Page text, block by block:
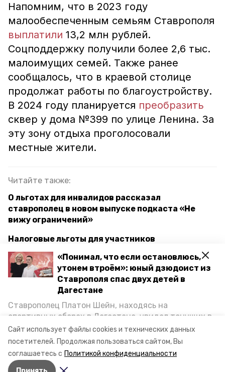
Сайт использует файлы cookies и технических данных
посетителей. Продолжая пользоваться сайтом, Вы
соглашаетесь с Политикой конфиденциальности
«Понимал, что если остановлюсь,
утонем втроём»: юный дзюдоист из
Ставрополя спас двух детей в
Дагестане
Ставрополец Платон Шейн, находясь на
спортивных сборах в Дегестане, увидел тонущих в
Каспийском море детей и бросился на помощь. По
возвращении домой, отважного мальчика
пригласили в министерство образования края и
наградили. Корреспондент «Победы26» пообщался
Напомним, что в 2023 году
малообеспеченным семьям Ставрополя
выплатили 13,2 млн рублей.
Соцподдержку получили более 2,6 тыс.
малоимущих семей. Также ранее
сообщалось, что в краевой столице
продолжат работы по благоустройству.
В 2024 году планируется преобразить
сквер у дома №399 по улице Ленина. За
эту зону отдыха проголосовали
местные жители.
Читайте также:
О льготах для инвалидов рассказал
ставрополец в новом выпуске подкаста «Не
вижу ограничений»
Налоговые льготы для участников
спецоперации продлили в Невинномысске
Льготами по транспортному налогу на
Ставрополье пользуются 183,5 тыс. человек
ставрополь льготный проезд
отдельные категории граждан
Авторы: Кристина Кузёма